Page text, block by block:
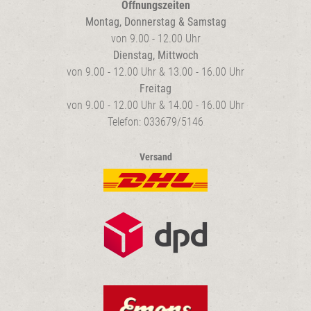
Öffnungszeiten
Montag, Donnerstag & Samstag
von 9.00 - 12.00 Uhr
Dienstag, Mittwoch
von 9.00 - 12.00 Uhr & 13.00 - 16.00 Uhr
Freitag
von 9.00 - 12.00 Uhr & 14.00 - 16.00 Uhr
Telefon: 033679/5146
Versand